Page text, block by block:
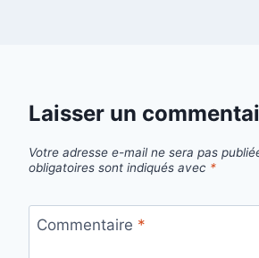
Laisser un
Votre adresse e-mail ne sera pas
obligatoires sont indiqués avec *
Commentaire *